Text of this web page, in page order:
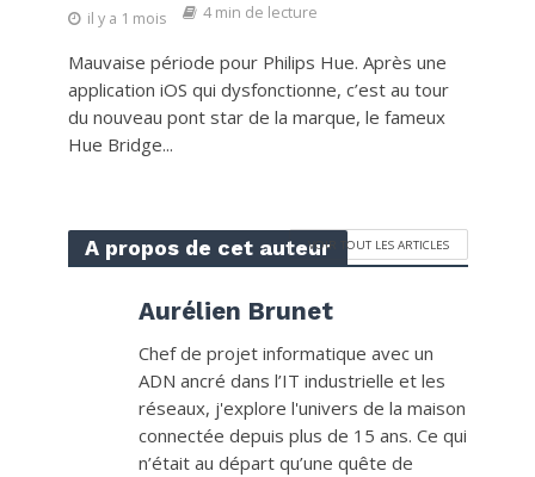
il y a 1 mois 4 min de lecture
Mauvaise période pour Philips Hue. Après une
application iOS qui dysfonctionne, c’est au tour
du nouveau pont star de la marque, le fameux
Hue Bridge...
A propos de cet auteurVOIR TOUT LES ARTICLES
Aurélien Brunet
Chef de projet informatique avec un
ADN ancré dans l’IT industrielle et les
réseaux, j'explore l'univers de la maison
connectée depuis plus de 15 ans. Ce qui
n’était au départ qu’une quête de